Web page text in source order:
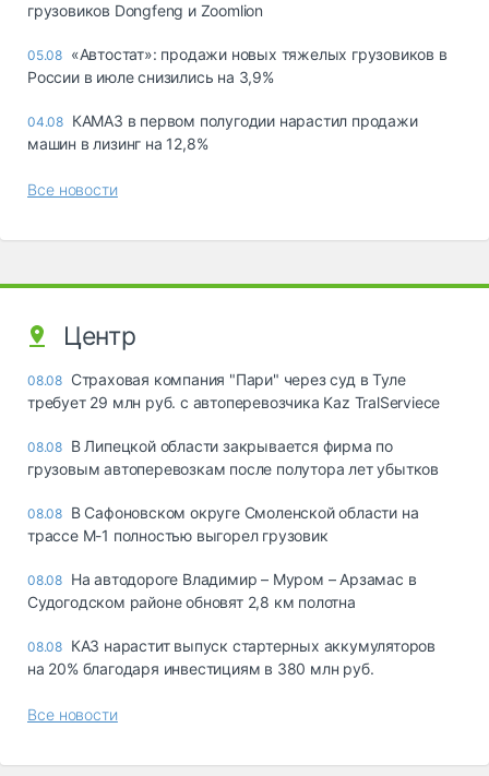
грузовиков Dongfeng и Zoomlion
05.08 «Автостат»: продажи новых тяжелых грузовиков в
России в июле снизились на 3,9%
04.08 КАМАЗ в первом полугодии нарастил продажи
машин в лизинг на 12,8%
Все новости
Центр
08.08 Страховая компания "Пари" через суд в Туле
требует 29 млн руб. с автоперевозчика Kaz TralServiece
08.08 В Липецкой области закрывается фирма по
грузовым автоперевозкам после полутора лет убытков
08.08 В Сафоновском округе Смоленской области на
трассе М-1 полностью выгорел грузовик
08.08 На автодороге Владимир – Муром – Арзамас в
Судогодском районе обновят 2,8 км полотна
08.08 КАЗ нарастит выпуск стартерных аккумуляторов
на 20% благодаря инвестициям в 380 млн руб.
Все новости